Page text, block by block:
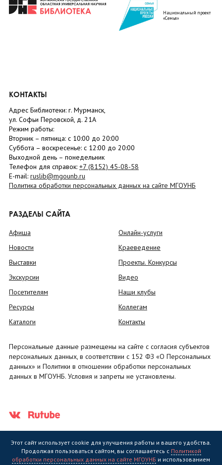
Национальный проект
«Семья»
КОНТАКТЫ
Адрес Библиотеки: г. Мурманск,
ул. Софьи Перовской, д. 21А
Режим работы:
Вторник – пятница: с 10:00 до 20:00
Суббота – воскресенье: c 12:00 до 20:00
Выходной день – понедельник
Телефон для справок: +7 (8152) 45-08-58
E-mail: ruslib@mgounb.ru
Политика обработки персональных данных на сайте МГОУНБ
РАЗДЕЛЫ САЙТА
Афиша
Новости
Выставки
Экскурсии
Посетителям
Ресурсы
Каталоги
Онлайн-услуги
Краеведение
Проекты. Конкурсы
Видео
Наши клубы
Коллегам
Контакты
Персональные данные размещены на сайте с согласия субъектов
персональных данных, в соответствии с 152 ФЗ «О Персональных
данных» и Политики в отношении обработки персональных
данных в МГОУНБ. Условия и запреты не установлены.
Этот сайт использует cookie для улучшения работы и вашего удобства.
Продолжая пользоваться сайтом, вы соглашаетесь с Политикой
обработки персональных данных на сайте МГОУНБ и использованием